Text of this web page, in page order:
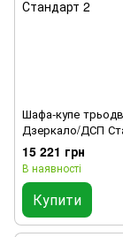
Шафа-купе
Дзеркало/ДСП
15 221 грн
В наявності
Купити